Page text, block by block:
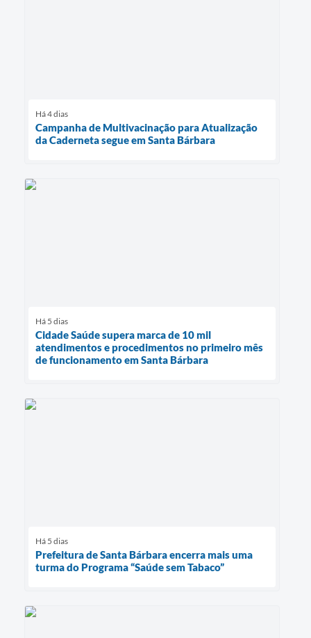
Há 4 dias
Campanha de Multivacinação para Atualização
da Caderneta segue em Santa Bárbara
Há 5 dias
Cidade Saúde supera marca de 10 mil
atendimentos e procedimentos no primeiro mês
de funcionamento em Santa Bárbara
Há 5 dias
Prefeitura de Santa Bárbara encerra mais uma
turma do Programa “Saúde sem Tabaco”